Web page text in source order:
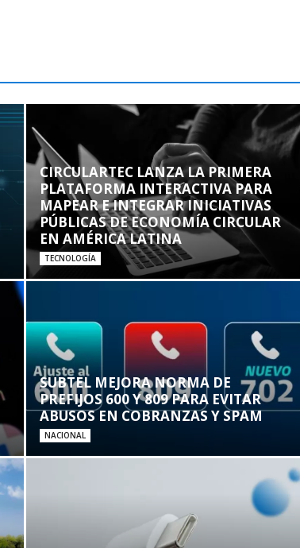
CIRCULARTEC LANZA LA PRIMERA
PLATAFORMA INTERACTIVA PARA
MAPEAR E INTEGRAR INICIATIVAS
PÚBLICAS DE ECONOMÍA CIRCULAR
EN AMÉRICA LATINA
TECNOLOGÍA
SUBTEL MEJORA NORMA DE
PREFIJOS 600 Y 809 PARA EVITAR
ABUSOS EN COBRANZAS Y SPAM
NACIONAL